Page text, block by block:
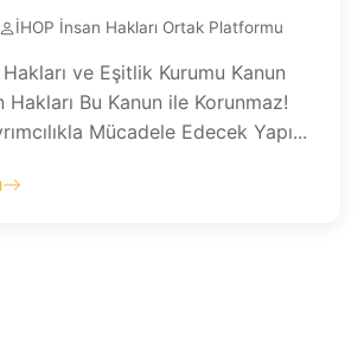
İHOP İnsan Hakları Ortak Platformu
ve Eşitlik Kurumu Kanun
Hakları Bu Kanun ile Korunmaz!
Mücadele Edecek Yapı...